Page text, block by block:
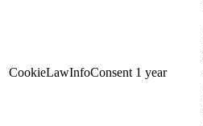
CookieLawInfoConsent 1 year